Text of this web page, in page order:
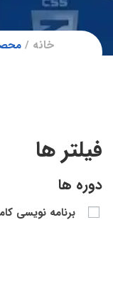
خانه
فیلتر ها
دوره ها
برنامه نویسی